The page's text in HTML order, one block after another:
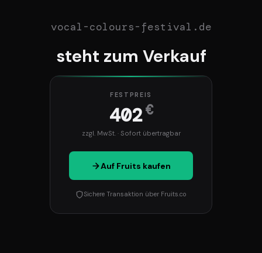
vocal-colours-festival.de
steht zum Verkauf
FESTPREIS
402€
zzgl. MwSt. · Sofort übertragbar
Auf Fruits kaufen
Sichere Transaktion über Fruits.co